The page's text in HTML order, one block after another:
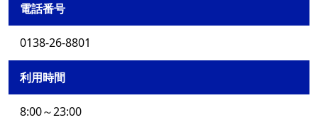
電話番号
0138-26-8801
利用時間
8:00～23:00